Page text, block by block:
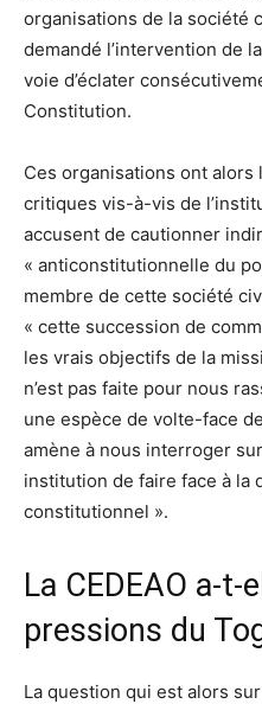
organisations de la société
demandé l’intervention de
voie d’éclater
Constitution.
Ces organisations ont
critiques vis-à-vis de
accusent de cautionner
« anticonstitutionnelle du
membre de cette société
« cette succession de
les vrais objectifs de la
n’est pas faite pour nous
une espèce de volte-face
amène à nous interroger
institution de faire face à la
constitutionnel ».
La CEDEAO a-t-
pressions du
La question qui est alors